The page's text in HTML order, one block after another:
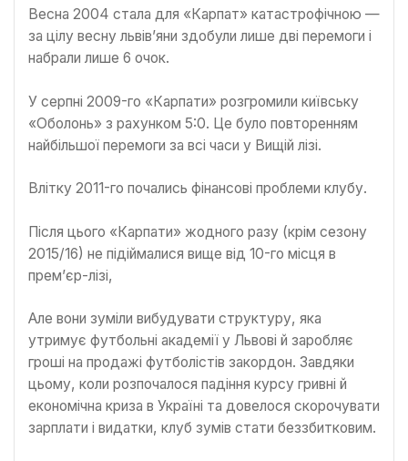
Весна 2004 стала для «Карпат» катастрофічною —
за цілу весну львів’яни здобули лише дві перемоги і
набрали лише 6 очок.
У серпні 2009-го «Карпати» розгромили київську
«Оболонь» з рахунком 5:0. Це було повторенням
найбільшої перемоги за всі часи у Вищій лізі.
Влітку 2011-го почались фінансові проблеми клубу.
Після цього «Карпати» жодного разу (крім сезону
2015/16) не підіймалися вище від 10-го місця в
прем’єр-лізі,
Але вони зуміли вибудувати структуру, яка
утримує футбольні академії у Львові й заробляє
гроші на продажі футболістів закордон. Завдяки
цьому, коли розпочалося падіння курсу гривні й
економічна криза в Україні та довелося скорочувати
зарплати і видатки, клуб зумів стати беззбитковим.